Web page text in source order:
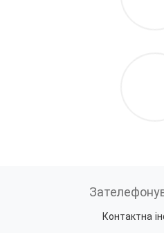
Контактна